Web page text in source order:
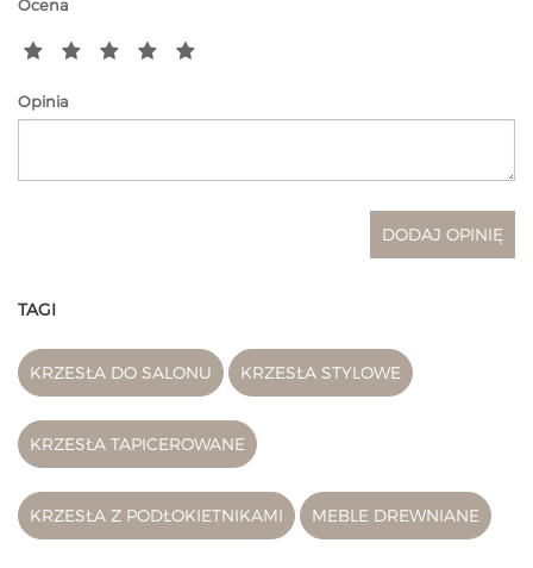
Ocena
Opinia
TAGI
KRZESŁA DO SALONU KRZESŁA STYLOWE
KRZESŁA TAPICEROWANE
KRZESŁA Z PODŁOKIETNIKAMI MEBLE DREWNIANE